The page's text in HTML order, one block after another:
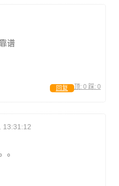
谱
顶: 0 踩: 0
回复
13:31:12
。